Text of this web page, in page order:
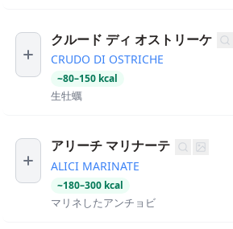
クルード ディ オストリーケ
CRUDO DI OSTRICHE
~80–150 kcal
生牡蠣
アリーチ マリナーテ
ALICI MARINATE
~180–300 kcal
マリネしたアンチョビ